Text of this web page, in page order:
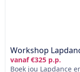
Workshop
vanaf €325 p.p.
Boek jou Lapdance